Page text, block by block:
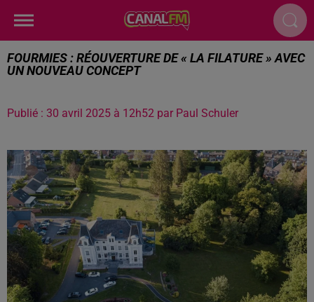
FOURMIES : RÉOUVERTURE DE « LA FILATURE » AVEC
UN NOUVEAU CONCEPT
Publié : 30 avril 2025 à 12h52 par Paul Schuler